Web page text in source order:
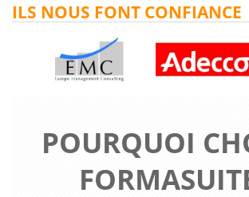
POURQUOI
ILS NOUS FONT CONFIANCE